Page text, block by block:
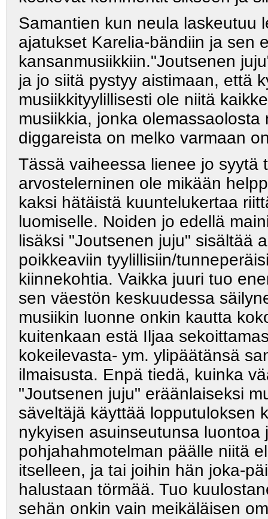
Samantien kun neula laskeutuu
ajatukset Karelia-bändiin ja sen
kansanmusiikkiin."Joutsenen
ja jo siitä pystyy aistimaan, että
musiikkityylillisesti ole niitä
musiikkia, jonka
diggareista on melko varmaan
Tässä vaiheessa lienee jo
arvostelerninen ole mikään
kaksi hätäistä kuuntelukertaa
luomiselle. Noiden jo edellä
lisäksi "Joutsenen juju" sisältää
poikkeaviin tyylillisiin/
kiinnekohtia. Vaikka juuri tuo
sen väestön keskuudessa
musiikin luonne onkin kautta
kuitenkaan estä Iljaa
kokeilevasta- ym. ylipäätänsä
ilmaisusta. Enpä tiedä, kuinka
"Joutsenen juju" eräänlaiseksi
säveltäjä käyttää lopputuloksen
nykyisen asuinseutunsa
pohjahahmotelman päälle niitä
itselleen, ja tai joihin hän joka-
halustaan törmää. Tuo
sehän onkin vain meikäläisen